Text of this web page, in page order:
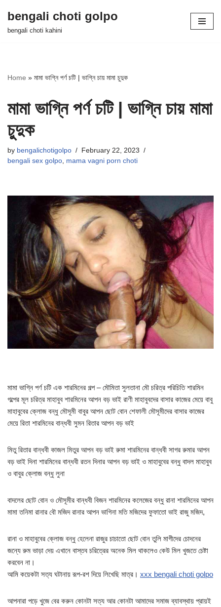
Skip
bengali choti golpo
bengali choti kahini
Home » মামা ভাগ্নি পর্ণ চটি | ভাগ্নি চায় মামা চুদুক
মামা ভাগ্নি পর্ণ চটি | ভাগ্নি চায় মামা
চুদুক
by bengalichotigolpo
February 22, 2023
bengali sex golpo, mama vagni porn choti
মামা ভাগ্নি পর্ণ চটি এক শারমিনের গল্প – মৌমিতা সুলতানা মৌ চরিত্র পরিচিতি শারমিন
গল্পের মূল চরিত্র মাহাবুব শারমিনের আপন বড় ভাই রাণী মাহাবুবদের বাসার কাজের মেয়ে বাবু
মাহাবুবের ক্লোজ বন্ধু মৌসূমী বাবুর আপন ছোট বোন শেফালী মৌসূমীদের বাসার কাজের
মেয়ে রিতা শারমিনের বান্ধবী সুমন রিতার আপন বড় ভাই
মিতু রিতার বান্ধবী কাজল মিতুর আপন বড় ভাই রুমা শারমিনের বান্ধবী সাগর রুমার আপন
বড় ভাই দিনা শারমিনের বান্ধবী রতন দিনার আপন বড় ভাই ও মাহাবুবের বন্ধু বাদল মাহাবুব
ও বাবুর ক্লোজ বন্ধু লুনা
বাদলের ছোট বোন ও মৌসূমীর বান্ধবী বিজন শারমিনের কলেজের বন্ধু রানা শারমিনের আপন
মামা তনিমা রানার বৌ মজিদ রানার আপন ভাগিনা মতি মজিদের ফুফাতো ভাই রাজু মজিদ,
রানা ও মাহাবুবের ক্লোজ বন্ধু হেলেনা রাজুর চাচাতো ছোট বোন তুলি মাগীদের চোদনের
জন্যে রুম ভাড়া দেয় এখানে বাস্তব চরিত্রের অনেক মিল থাকলেও কেউ মিল খুজতে চেষ্টা
করবেন না।
আমি কয়েকটা সত্য ঘটানায় রূপ-রশ দিয়ে লিখেছি মাত্র। xxx bengali choti golpo
আপনারা পড়ে খুজে বের করুন কোনটা সত্য আর কোনটা আমাদের সমাজ ব্যাবস্থায় প্রায়ই